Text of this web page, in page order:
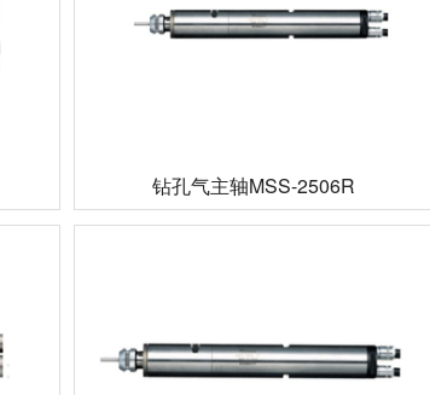
钻孔气主轴MSS-2506R